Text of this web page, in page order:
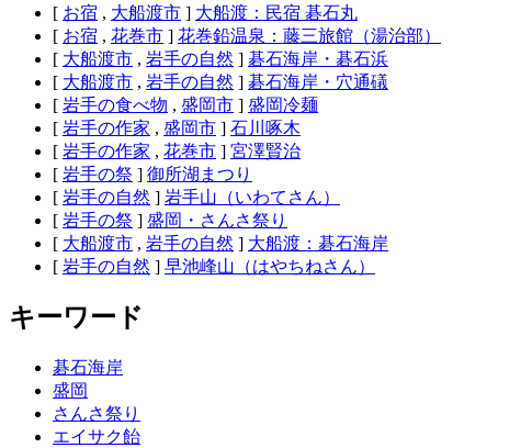
[ お宿 , 大船渡市 ] 大船渡：民宿 碁石丸
[ お宿 , 花巻市 ] 花巻鉛温泉：藤三旅館（湯治部）
[ 大船渡市 , 岩手の自然 ] 碁石海岸・碁石浜
[ 大船渡市 , 岩手の自然 ] 碁石海岸・穴通礒
[ 岩手の食べ物 , 盛岡市 ] 盛岡冷麺
[ 岩手の作家 , 盛岡市 ] 石川啄木
[ 岩手の作家 , 花巻市 ] 宮澤賢治
[ 岩手の祭 ] 御所湖まつり
[ 岩手の自然 ] 岩手山（いわてさん）
[ 岩手の祭 ] 盛岡・さんさ祭り
[ 大船渡市 , 岩手の自然 ] 大船渡：碁石海岸
[ 岩手の自然 ] 早池峰山（はやちねさん）
キーワード
碁石海岸
盛岡
さんさ祭り
エイサク飴